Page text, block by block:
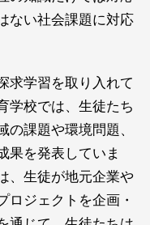
ない社会課題に対応
求学習を取り入れて
学校では、生徒たち
課題や環境問題、
果を発表していま
、生徒が地元企業や
ロジェクトを企画・